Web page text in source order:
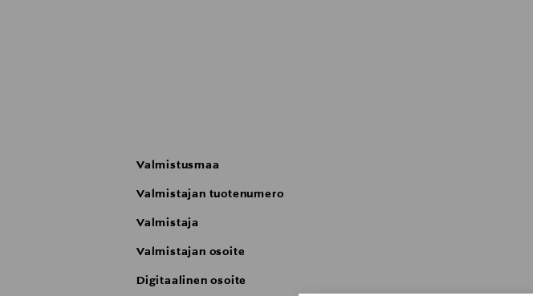
Valmistusmaa
Valmistajan tuotenumero
Valmistaja
Valmistajan osoite
Digitaalinen osoite